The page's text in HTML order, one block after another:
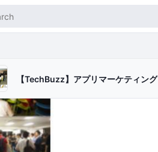
【TechBuzz】アプリマーケティング